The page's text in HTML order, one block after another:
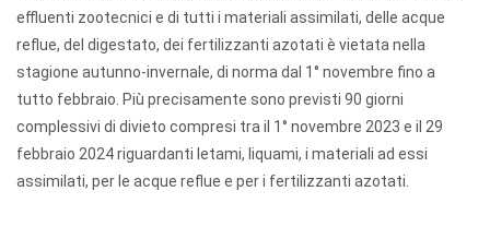
effluenti zootecnici e di tutti i materiali assimilati, delle acque
reflue, del digestato, dei fertilizzanti azotati è vietata nella
stagione autunno-invernale, di norma dal 1° novembre fino a
tutto febbraio. Più precisamente sono previsti 90 giorni
complessivi di divieto compresi tra il 1° novembre 2023 e il 29
febbraio 2024 riguardanti letami, liquami, i materiali ad essi
assimilati, per le acque reflue e per i fertilizzanti azotati.